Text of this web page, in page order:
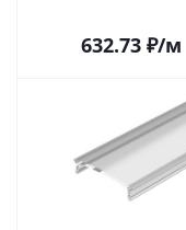
632.73 ₽/м